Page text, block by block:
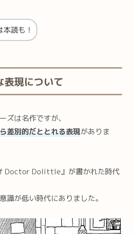
読も！
表現について
ズは名作ですが、
差別的だととれる表現がありま
Doctor Dolittle』が書かれた時代
識が低い時代にありました。